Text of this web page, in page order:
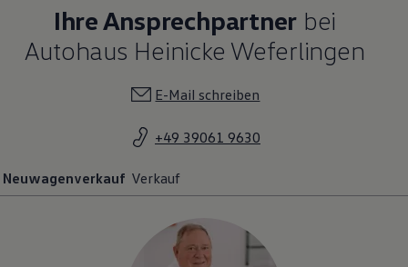
Ihre Ansprechpartner bei
Autohaus Heinicke Weferlingen
E-Mail schreiben
+49 39061 9630
Neuwagenverkauf Verkauf